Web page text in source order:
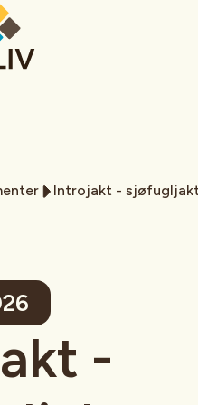
Introjakt -
-